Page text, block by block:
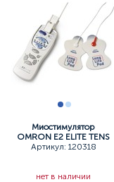
Миостимулятор
OMRON Е2 ЕLITE TENS
Артикул: 120318
нет в наличии